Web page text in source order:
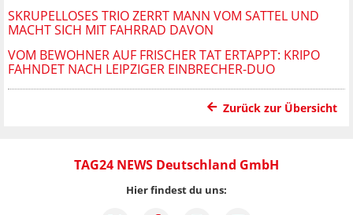
SKRUPELLOSES TRIO ZERRT MANN VOM SATTEL UND
MACHT SICH MIT FAHRRAD DAVON
VOM BEWOHNER AUF FRISCHER TAT ERTAPPT: KRIPO
FAHNDET NACH LEIPZIGER EINBRECHER-DUO
Zurück zur Übersicht
TAG24 NEWS Deutschland GmbH
Hier findest du uns: